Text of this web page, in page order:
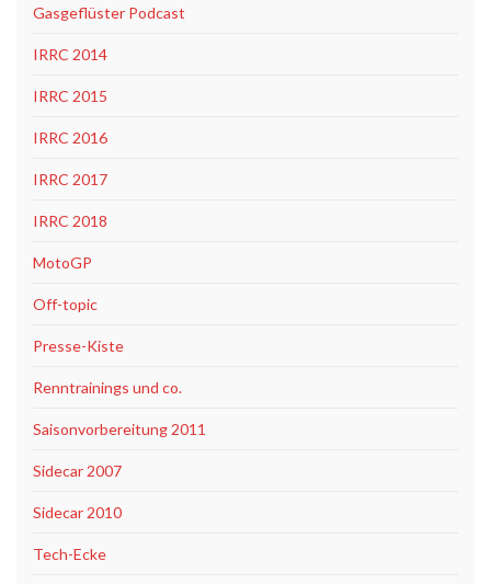
Gasgeflüster Podcast
IRRC 2014
IRRC 2015
IRRC 2016
IRRC 2017
IRRC 2018
MotoGP
Off-topic
Presse-Kiste
Renntrainings und co.
Saisonvorbereitung 2011
Sidecar 2007
Sidecar 2010
Tech-Ecke